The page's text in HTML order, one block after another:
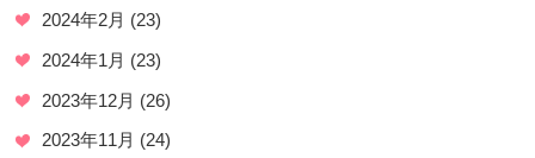
2024年2月 (23)
2024年1月 (23)
2023年12月 (26)
2023年11月 (24)